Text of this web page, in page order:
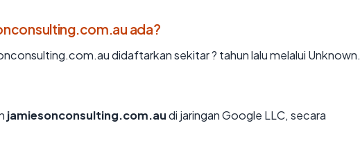
ada?
didaftarkan sekitar ? tahun lalu melalui Unknown.
jamiesonconsulting.com.audi jaringan Google LLC, secara